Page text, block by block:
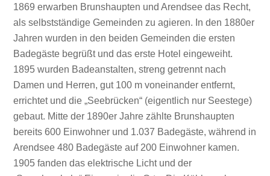
1869 erwarben Brunshaupten und Arendsee das Recht,
als selbstständige Gemeinden zu agieren. In den 1880er
Jahren wurden in den beiden Gemeinden die ersten
Badegäste begrüßt und das erste Hotel eingeweiht.
1895 wurden Badeanstalten, streng getrennt nach
Damen und Herren, gut 100 m voneinander entfernt,
errichtet und die „Seebrücken“ (eigentlich nur Seestege)
gebaut. Mitte der 1890er Jahre zählte Brunshaupten
bereits 600 Einwohner und 1.037 Badegäste, während in
Arendsee 480 Badegäste auf 200 Einwohner kamen.
1905 fanden das elektrische Licht und der